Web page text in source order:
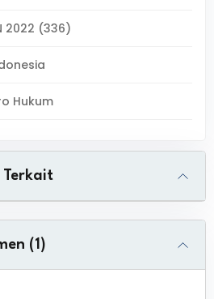
2022 (336)
Hukum
Terkait
(1)